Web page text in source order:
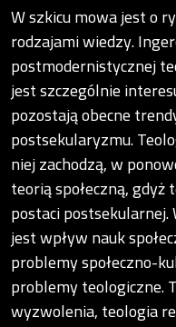
W szkicu mowa jest o
rodzajami wiedzy.
postmodernistycznej
jest szczególnie
pozostają obecne
postsekularyzmu.
niej zachodzą, w
teorią społeczną,
postaci
jest wpływ nauk
problemy społeczno-
problemy teologiczne.
wyzwolenia, teologia